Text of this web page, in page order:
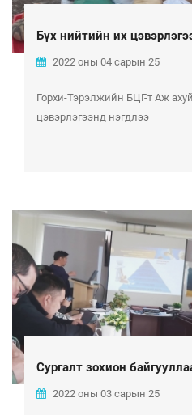
Бүх нийтийн их
2022 оны 04 сарын 25
Горхи-Тэрэлжийн БЦГ-т Аж
цэвэрлэгээнд нэгдлээ
Сургалт зохион
2022 оны 03 сарын 25